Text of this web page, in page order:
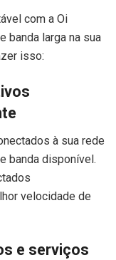
com a Oi
banda larga na sua
isso:
à sua rede
banda disponível.
velocidade de
e serviços